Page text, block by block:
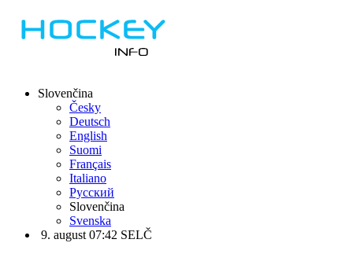
Slovenčina
Česky
Deutsch
English
Suomi
Français
Italiano
Русский
Slovenčina
Svenska
9. august 07:42 SELČ